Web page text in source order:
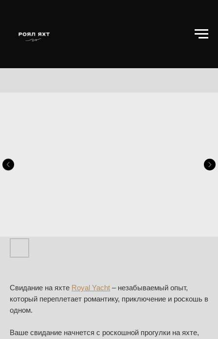
Свидание на яхте Royal Yacht – незабываемый опыт,
который переплетает романтику, приключение и роскошь в
одном.
Ваше свидание начнется с роскошной прогулки на яхте,